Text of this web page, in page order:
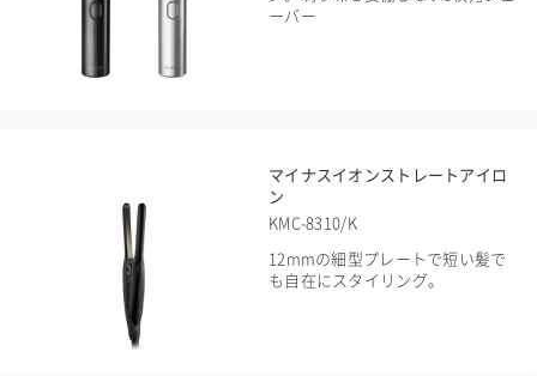
ーバー
マイナスイオンストレートアイロ
ン
KMC-8310/K
12mmの細型プレートで短い髪で
も自在にスタイリング。